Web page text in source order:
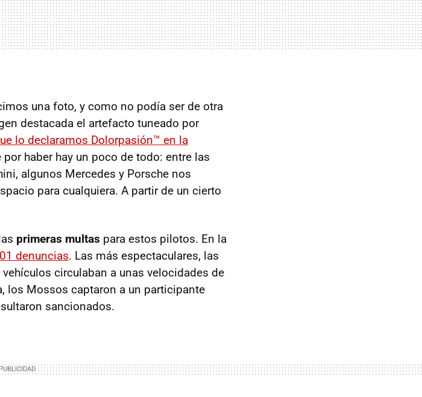
una foto, y como no podía ser de otra
destacada el artefacto tuneado por
lo declaramos Dolorpasión™ en la
por haber hay un poco de todo: entre las
algunos Mercedes y Porsche nos
para cualquiera. A partir de un cierto
primeras multas para estos pilotos. En la
denuncias. Las más espectaculares, las
circulaban a unas velocidades de
los Mossos captaron a un participante
sancionados.